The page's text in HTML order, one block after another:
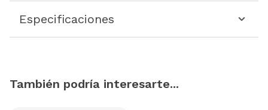
Especificaciones
También podría interesarte...